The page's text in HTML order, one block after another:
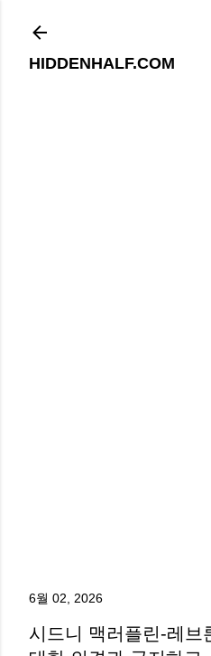
HIDDENHALF.COM
6월 02, 2026
시드니 맥러플린-레브